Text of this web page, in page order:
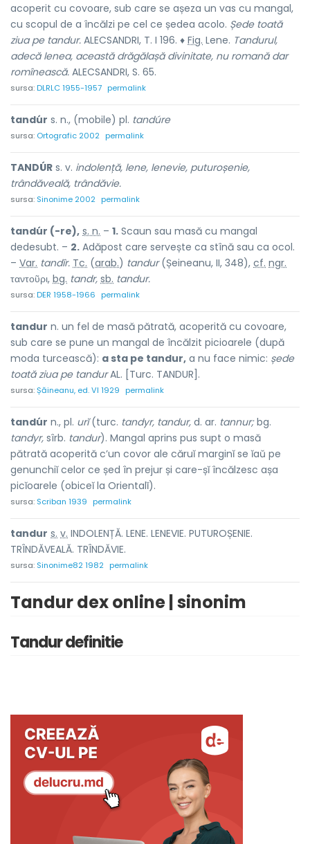
acoperit cu covoare, sub care se așeza un vas cu mangal,
cu scopul de a încălzi pe cel ce ședea acolo. Șede toată
ziua pe tandur. ALECSANDRI, T. I 196. ♦ Fig. Lene. Tandurul,
adecă lenea, această drăgălașă divinitate, nu romană dar
romînească. ALECSANDRI, S. 65.
sursa:DLRLC 1955-1957 permalink
tandúr s. n., (mobile) pl. tandúre
sursa: Ortografic 2002 permalink
TANDÚR s. v. indolență, lene, lenevie, puturoșenie,
trândăveală, trândăvie.
sursa: Sinonime 2002 permalink
tandúr (-re), s. n. – 1. Scaun sau masă cu mangal
dedesubt. – 2. Adăpost care servește ca stînă sau ca ocol.
– Var. tandîr. Tc. (arab.) tandur(Șeineanu, II, 348), cf. ngr.
ταντοῦρι, bg. tandr, sb. tandur.
sursa:DER 1958-1966 permalink
tandur n. un fel de masă pătrată, acoperită cu covoare,
sub care se pune un mangal de încălzit picioarele (după
moda turcească): a sta pe tandur, a nu face nimic: șede
toată ziua pe tandurAL. [Turc. TANDUR].
sursa:Șăineanu, ed. VI 1929 permalink
tandúr n., pl. urĭ(turc. tandyr, tandur, d. ar. tannur;bg.
tandyr, sîrb. tandur). Mangal aprins pus supt o masă
pătrată acoperită c’un covor ale căruĭ marginĭ se ĭaŭ pe
genunchiĭ celor ce șed în prejur și care-șĭ încălzesc așa
picĭoarele (obiceĭ la Orientalĭ).
sursa: Scriban 1939 permalink
tandur s. v. INDOLENȚĂ. LENE. LENEVIE. PUTUROȘENIE.
TRÎNDĂVEALĂ. TRÎNDĂVIE.
sursa: Sinonime82 1982 permalink
Tandur dex online | sinonim
Tandur definitie